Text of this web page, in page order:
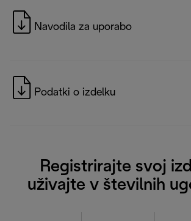
Navodila za uporabo
Podatki o izdelku
Registrirajte svoj
uživajte v številnih